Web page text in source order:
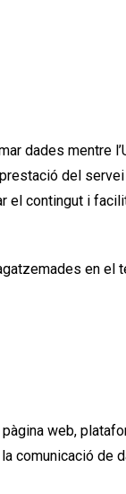
dades mentre
del servei
contingut i
en el
pàgina web,
comunicació de